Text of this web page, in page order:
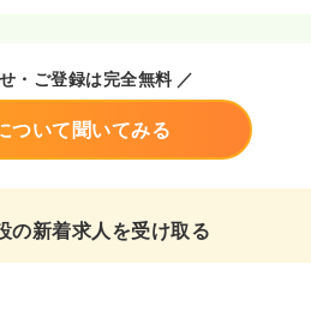
・ご登録は完全無料 ／
ついて聞いてみる
の新着求人を受け取る